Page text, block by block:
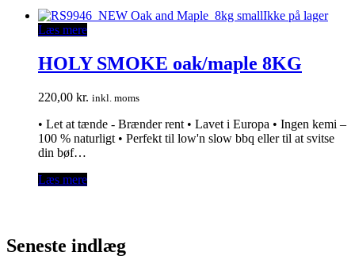
Ikke på lager
Læs mere
HOLY SMOKE oak/maple 8KG
220,00 kr. inkl. moms
• Let at tænde - Brænder rent • Lavet i Europa • Ingen kemi –
100 % naturligt • Perfekt til low'n slow bbq eller til at svitse
din bøf…
Læs mere
Seneste indlæg